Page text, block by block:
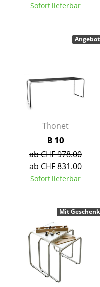
Räume
Zuhause
Wohnzimmer
Esszimmer
Schlafzimmer
Kinderzimmer
Badezimmer
Stauraum
Balkon & Garten
Sofort lieferbar
Thonet
B 10
ab CHF 978.00
ab CHF 831.00
Sofort lieferbar
Angebot
Mit Geschenk